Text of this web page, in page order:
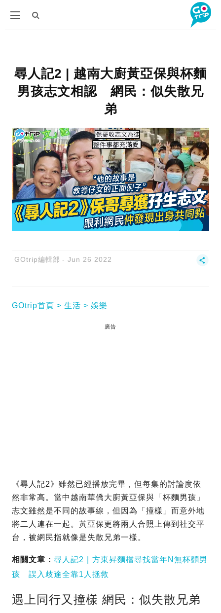
尋人記2 | 越南大廚黃亞保與杯麵
男孩志文相認 網民：似失散兄
弟
GOtrip編輯部 Jun 26 2022
GOtrip首頁 生活 娛樂
廣告
《尋人記2》雖然已經播放完畢，但每集的討論度依
然非常高。當中越南華僑大廚黃亞保與「杯麵男孩」
志文雖然是不同的故事線，但因為「撞樣」而意外地
將二人連在一起。黃亞保更將兩人合照上傳到社交平
台，被網民指就像是失散兄弟一樣。
相關文章： 尋人記2｜方東昇麵檔尋找當年N無杯麵男
孩 誤入歧途全靠1人拯救
遇上同行又撞樣 網民：似失散兄弟